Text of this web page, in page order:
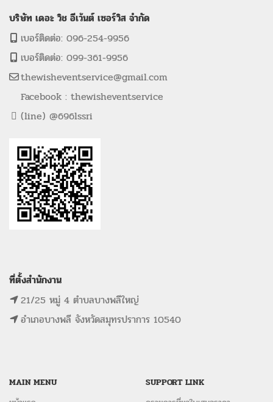
บริษัท เดอะ วิช อีเว้นต์ เซอร์วิส จำกัด
เบอร์ติดต่อ: 096-254-9956
เบอร์ติดต่อ: 099-361-9956
thewisheventservice@gmail.com
Facebook : thewisheventservice
(line) @696lssri
ที่ตั้งสำนักงาน
21/25 หมู่ 4 ตำบลบางพลีใหญ่
อำเภอบางพลี จังหวัดสมุทรปราการ 10540
MAIN MENU
SUPPORT LINK